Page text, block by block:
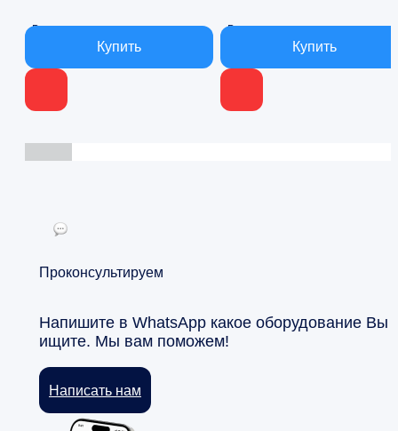
В наличии В наличии
Проконсультируем
Напишите в WhatsApp какое оборудование Вы
ищите. Мы вам поможем!
Написать нам